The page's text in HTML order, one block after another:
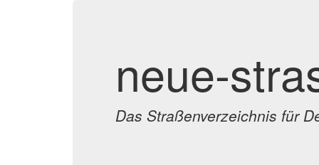
neue-
Das Straßenverzeichnis für